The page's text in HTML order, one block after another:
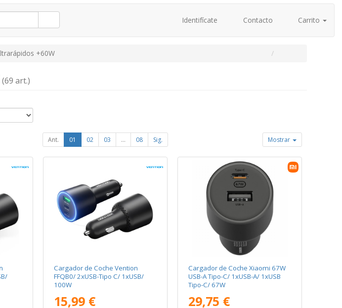
Identifícate Contacto Carrito
+60W
(69 art.)
Ant. 01 02 03 ... 08 Sig. Mostrar
Cargador de Coche Vention
FFQB0/ 2xUSB-Tipo C/ 1xUSB/
100W
15,99 €
Cargador de Coche Xiaomi 67W
USB-A Tipo-C/ 1xUSB-A/ 1xUSB
Tipo-C/ 67W
29,75 €